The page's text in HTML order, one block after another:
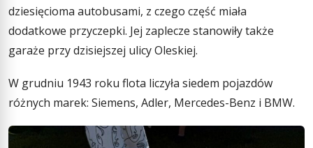
dziesięcioma autobusami, z czego część miała
dodatkowe przyczepki. Jej zaplecze stanowiły także
garaże przy dzisiejszej ulicy Oleskiej.
W grudniu 1943 roku flota liczyła siedem pojazdów
różnych marek: Siemens, Adler, Mercedes-Benz i BMW.